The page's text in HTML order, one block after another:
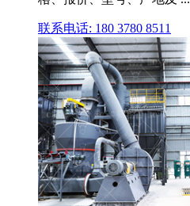
联系电话: 180 3780 8511